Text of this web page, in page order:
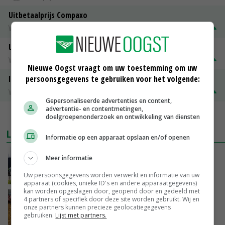
Uitbetaalprijs Compaxo
Vleesvarkens
Uitbetaalprijs Van Rooi Meat
Vleesvarkens
ISN prijs Frankrijk
Vleesvarkens
MEER MARKTPRIJZEN
LAATSTE NIEUWS
Gemiddelde Europese melkprijs daalt licht in
GISTEREN, 17:04
Frans onderzoekcentrum bestrijkt hele
varkensvleesketen
GISTEREN, 15:29
Nieuwe Oogst vraagt om uw toestemming om uw
persoonsgegevens te gebruiken voor het volgende:
Gepersonaliseerde advertenties en content,
advertentie- en contentmetingen,
doelgroepenonderzoek en ontwikkeling van diensten
Informatie op een apparaat opslaan en/of openen
Meer informatie
Uw persoonsgegevens worden verwerkt en informatie van uw
apparaat (cookies, unieke ID's en andere apparaatgegevens)
kan worden opgeslagen door, geopend door en gedeeld met
4 partners of specifiek door deze site worden gebruikt. Wij en
onze partners kunnen precieze geolocatiegegevens
gebruiken. Lijst met partners.